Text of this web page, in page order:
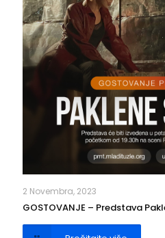
2 Novembra, 2023
GOSTOVANJE – Predstava